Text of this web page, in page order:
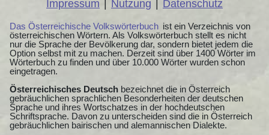
Impressum Nutzung Datenschutz
Das Österreichische Volkswörterbuch ist ein Verzeichnis von
österreichischen Wörtern. Als Volkswörterbuch stellt es nicht
nur die Sprache der Bevölkerung dar, sondern bietet jedem die
Option selbst mit zu machen. Derzeit sind über 1400 Wörter im
Wörterbuch zu finden und über 10.000 Wörter wurden schon
eingetragen.
Österreichisches Deutsch bezeichnet die in Österreich
gebräuchlichen sprachlichen Besonderheiten der deutschen
Sprache und ihres Wortschatzes in der hochdeutschen
Schriftsprache. Davon zu unterscheiden sind die in Österreich
gebräuchlichen bairischen und alemannischen Dialekte.